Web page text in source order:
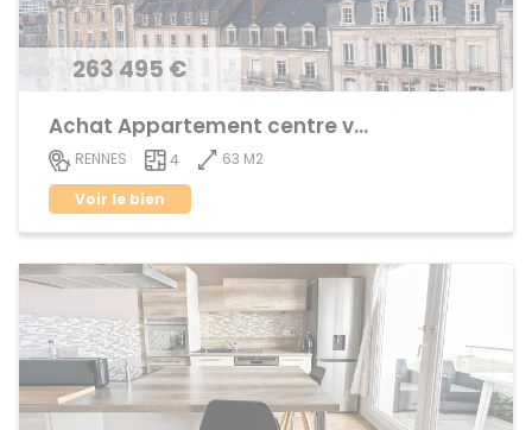
263 495 €
Achat Appartement centre ville
RENNES 4
63 M2
Voir le bien